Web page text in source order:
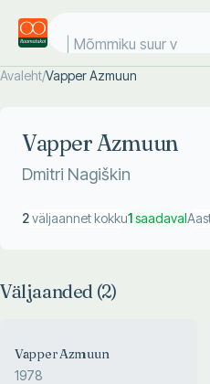
Mõmmiku suur vä
Avaleht/Vapper Azmuun
Vapper Azmuun
Dmitri Nagiškin
2väljaannet kokku1saadaval
Väljaanded (2)
Vapper Azmuun
1978